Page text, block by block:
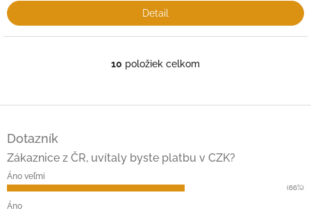
Detail
O
á
i
p
10 položiek celkom
e
Dotazník
Zákaznice z ČR, uvítaly byste platbu v CZK?
Áno veľmi
(66%)
Áno